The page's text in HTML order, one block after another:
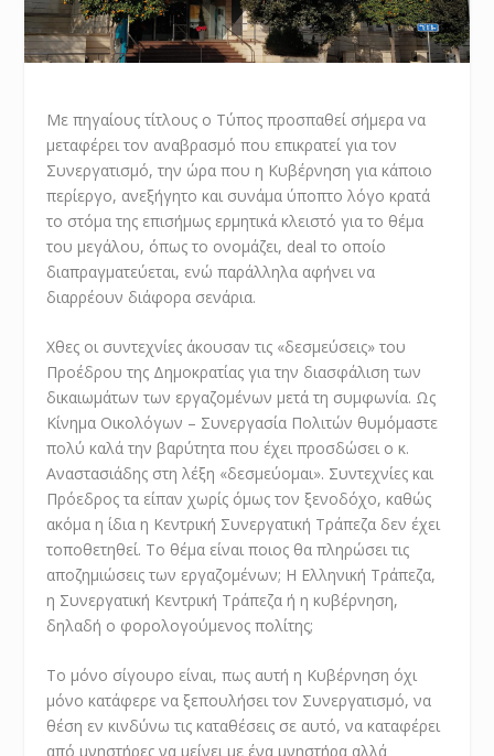
Με πηγαίους τίτλους ο Τύπος προσπαθεί σήμερα να
μεταφέρει τον αναβρασμό που επικρατεί για τον
Συνεργατισμό, την ώρα που η Κυβέρνηση για κάποιο
περίεργο, ανεξήγητο και συνάμα ύποπτο λόγο κρατά
το στόμα της επισήμως ερμητικά κλειστό για το θέμα
του μεγάλου, όπως το ονομάζει, deal το οποίο
διαπραγματεύεται, ενώ παράλληλα αφήνει να
διαρρέουν διάφορα σενάρια.
Χθες οι συντεχνίες άκουσαν τις «δεσμεύσεις» του
Προέδρου της Δημοκρατίας για την διασφάλιση των
δικαιωμάτων των εργαζομένων μετά τη συμφωνία. Ως
Κίνημα Οικολόγων – Συνεργασία Πολιτών θυμόμαστε
πολύ καλά την βαρύτητα που έχει προσδώσει ο κ.
Αναστασιάδης στη λέξη «δεσμεύομαι». Συντεχνίες και
Πρόεδρος τα είπαν χωρίς όμως τον ξενοδόχο, καθώς
ακόμα η ίδια η Κεντρική Συνεργατική Τράπεζα δεν έχει
τοποθετηθεί. Το θέμα είναι ποιος θα πληρώσει τις
αποζημιώσεις των εργαζομένων; Η Ελληνική Τράπεζα,
η Συνεργατική Κεντρική Τράπεζα ή η κυβέρνηση,
δηλαδή ο φορολογούμενος πολίτης;
Το μόνο σίγουρο είναι, πως αυτή η Κυβέρνηση όχι
μόνο κατάφερε να ξεπουλήσει τον Συνεργατισμό, να
θέση εν κινδύνω τις καταθέσεις σε αυτό, να καταφέρει
από μνηστήρες να μείνει με ένα μνηστήρα αλλά